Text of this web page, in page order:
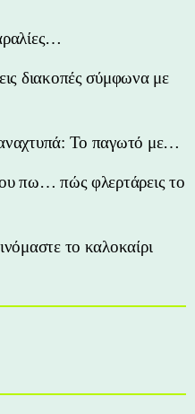
διακοπές σύμφωνα με
Το παγωτό με…
πω… πώς φλερτάρεις το
το καλοκαίρι